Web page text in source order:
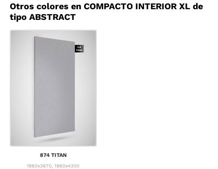
Otros colores en COMPACTO INTERIOR XL de
tipo ABSTRACT
874 TITAN
1860x3670, 1860x4300